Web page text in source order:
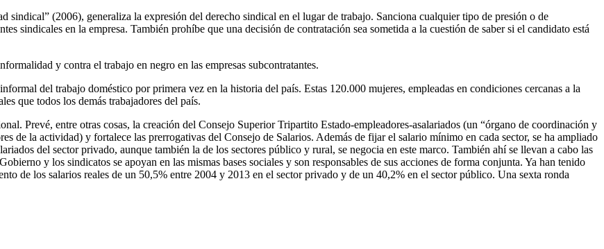
(2006), generaliza la expresión del derecho sindical en el lugar de trabajo. Sanciona cualquier tipo de presión o de
sindicales en la empresa. También prohíbe que una decisión de contratación sea sometida a la cuestión de saber si el candidato está
y contra el trabajo en negro en las empresas subcontratantes.
del trabajo doméstico por primera vez en la historia del país. Estas 120.000 mujeres, empleadas en condiciones cercanas a la
que todos los demás trabajadores del país.
Prevé, entre otras cosas, la creación del Consejo Superior Tripartito Estado-empleadores-asalariados (un “órgano de coordinación y
de la actividad) y fortalece las prerrogativas del Consejo de Salarios. Además de fijar el salario mínimo en cada sector, se ha ampliado
del sector privado, aunque también la de los sectores público y rural, se negocia en este marco. También ahí se llevan a cabo las
y los sindicatos se apoyan en las mismas bases sociales y son responsables de sus acciones de forma conjunta. Ya han tenido
de los salarios reales de un 50,5% entre 2004 y 2013 en el sector privado y de un 40,2% en el sector público. Una sexta ronda